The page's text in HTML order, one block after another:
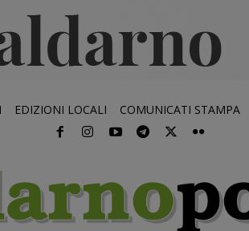
EDIZIONI LOCALI COMUNICATI STAMPA